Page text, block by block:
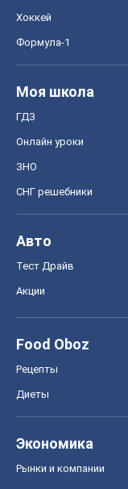
Хоккей
Формула-1
Моя школа
ГДЗ
Онлайн уроки
ЗНО
СНГ решебники
Авто
Тест Драйв
Акции
Food Oboz
Рецепты
Диеты
Экономика
Рынки и компании